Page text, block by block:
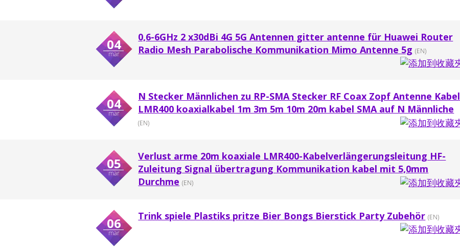
04
mar
0,6-6GHz 2 x30dBi 4G 5G Antennen gitter antenne für Huawei Router
Radio Mesh Parabolische Kommunikation Mimo Antenne 5g (EN)
04
mar
N Stecker Männlichen zu RP-SMA Stecker RF Coax Zopf Antenne Kabel
LMR400 koaxialkabel 1m 3m 5m 10m 20m kabel SMA auf N Männliche
(EN)
05
mar
Verlust arme 20m koaxiale LMR400-Kabelverlängerungsleitung HF-
Zuleitung Signal übertragung Kommunikation kabel mit 5,0mm
Durchme (EN)
06
mar
Trink spiele Plastiks pritze Bier Bongs Bierstick Party Zubehör (EN)